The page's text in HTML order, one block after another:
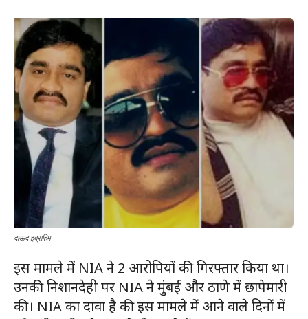
दाऊद इब्राहिम
इस मामले में NIA ने 2 आरोपियों की गिरफ्तार किया था।
उनकी निशानदेही पर NIA ने मुंबई और ठाणे में छापेमारी
की। NIA का दावा है की इस मामले में आने वाले दिनों में